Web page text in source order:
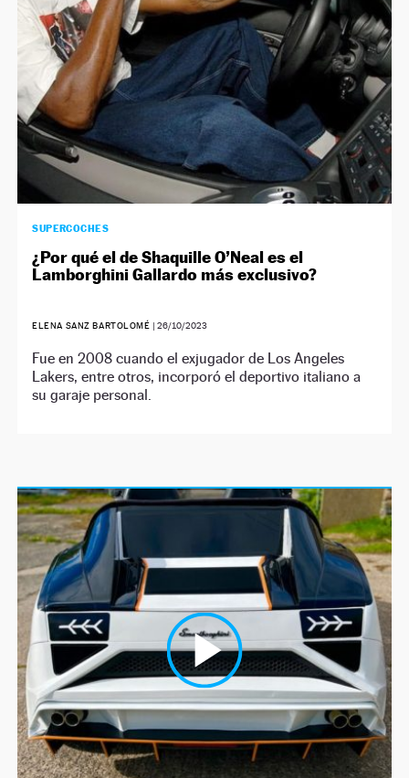
SUPERCOCHES
¿Por qué el de Shaquille O’Neal es el
Lamborghini Gallardo más exclusivo?
ELENA SANZ BARTOLOMÉ | 26/10/2023
Fue en 2008 cuando el exjugador de Los Angeles
Lakers, entre otros, incorporó el deportivo italiano a
su garaje personal.